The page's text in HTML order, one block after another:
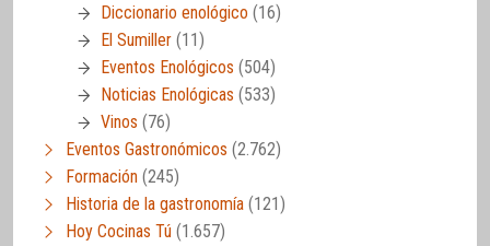
Diccionario enológico (16)
El Sumiller (11)
Eventos Enológicos (504)
Noticias Enológicas (533)
Vinos (76)
Eventos Gastronómicos (2.762)
Formación (245)
Historia de la gastronomía (121)
Hoy Cocinas Tú (1.657)